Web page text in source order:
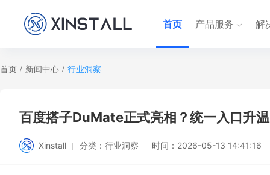
首页 产品服务 解
首页 / 新闻中心 / 行业洞察
百度搭子DuMate正式亮相？统一入口升
Xinstall 分类： 行业洞察 时间： 2026-05-13 14:41:16